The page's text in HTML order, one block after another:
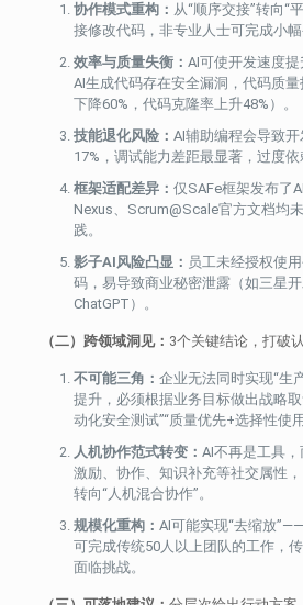
协作模式重构： 从“顺序交接”转向“
接修改代码，非专业人士可完成小幅
效率与质量失衡： AI可使开发速度提
AI生成代码存在安全漏洞，代码质
下降60%，代码克隆率上升48%）。
技能退化风险： AI辅助编程会导致
17%，调试能力差距最显著，过度依
框架适配差异： 仅SAFe框架发布了
Nexus、Scrum@Scale官方文档均
践。
影子AI风险凸显： 员工未经授权使
码，易导致商业秘密泄露（如三星
ChatGPT）。
（二）跨领域洞见： 3个关键结论，打破
不可能三角： 企业无法同时实现“生
提升，必须根据业务目标做出战略
动化安全测试”“质量优先+选择性使用
人机协作范式转变： AI不再是工具，
激励、协作、知识补充等社交属性
转向“人机混合协作”。
规模化重构： AI可能实现“去缩放
可完成传统50人以上团队的工作，
面临挑战。